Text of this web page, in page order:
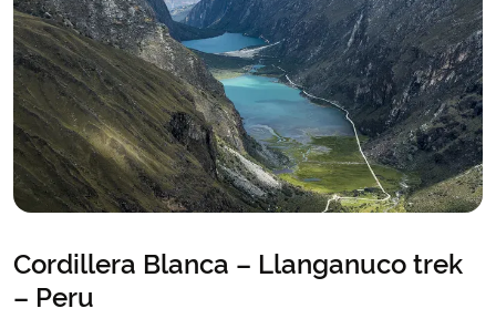
Cordillera Blanca – Llanganuco trek
– Peru